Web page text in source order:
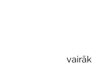
vairāk